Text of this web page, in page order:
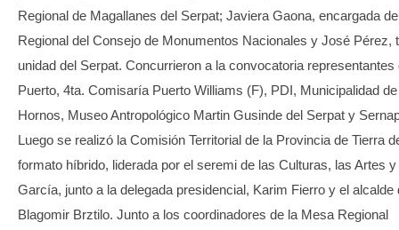
Regional de Magallanes del Serpat; Javiera Gaona, encargada
Regional del Consejo de Monumentos Nacionales y José Pérez,
unidad del Serpat. Concurrieron a la convocatoria
Puerto, 4ta. Comisaría Puerto Williams (F), PDI, Municipalidad
Hornos, Museo Antropológico Martin Gusinde del Serpat y
Luego se realizó la Comisión Territorial de la Provincia de Tierra
formato híbrido, liderada por el seremi de las Culturas, las Artes
García, junto a la delegada presidencial, Karim Fierro y el alcalde
Blagomir Brztilo. Junto a los coordinadores de la Mesa Regional